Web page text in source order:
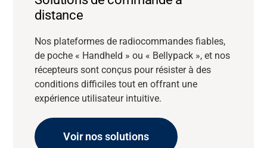
distance
Nos plateformes de radiocommandes fiables,
de poche « Handheld » ou « Bellypack », et nos
récepteurs sont conçus pour résister à des
conditions difficiles tout en offrant une
expérience utilisateur intuitive.
Voir nos solutions